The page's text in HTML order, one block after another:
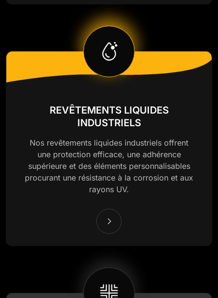
REVÊTEMENTS LIQUIDES
INDUSTRIELS
Nos revêtements liquides industriels offrent
une protection efficace, une adhérence
supérieure et des éléments personnalisables
procurant une résistance à la corrosion et aux
rayons UV.